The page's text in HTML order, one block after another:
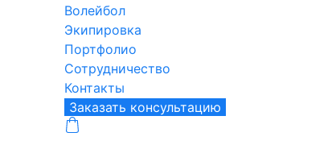
Волейбол
Экипировка
Портфолио
Сотрудничество
Контакты
Заказать консультацию